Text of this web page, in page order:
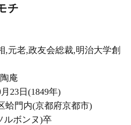
チ
,元老,政友会総裁,明治大学創
庵
23日(1849年)
蛤門内(京都府京都市)
ルボンヌ)卒